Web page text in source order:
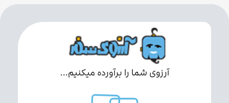
آرزوی شما را برآورده میکنیم...